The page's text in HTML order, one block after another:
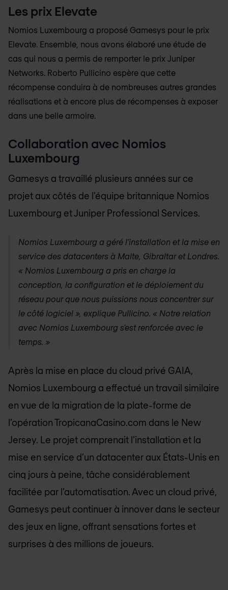
Les prix Elevate
Nomios Luxembourg a proposé Gamesys pour le prix
Elevate. Ensemble, nous avons élaboré une étude de
cas qui nous a permis de remporter le prix Juniper
Networks. Roberto Pullicino espère que cette
récompense conduira à de nombreuses autres grandes
réalisations et à encore plus de récompenses à exposer
dans une belle armoire.
Collaboration avec Nomios
Luxembourg
Gamesys a travaillé plusieurs années sur ce
projet aux côtés de l'équipe britannique Nomios
Luxembourg et Juniper Professional Services.
Nomios Luxembourg a géré l’installation et la mise en
service des datacenters à Malte, Gibraltar et Londres.
« Nomios Luxembourg a pris en charge la
conception, la configuration et le déploiement du
réseau pour que nous puissions nous concentrer sur
le côté logiciel », explique Pullicino. « Notre relation
avec Nomios Luxembourg s'est renforcée avec le
temps. »
Après la mise en place du cloud privé GAIA,
Nomios Luxembourg a effectué un travail similaire
en vue de la migration de la plate-forme de
l’opération TropicanaCasino.com dans le New
Jersey. Le projet comprenait l’installation et la
mise en service d’un datacenter aux États-Unis en
cinq jours à peine, tâche considérablement
facilitée par l’automatisation. Avec un cloud privé,
Gamesys peut continuer à innover dans le secteur
des jeux en ligne, offrant sensations fortes et
surprises à des millions de joueurs.